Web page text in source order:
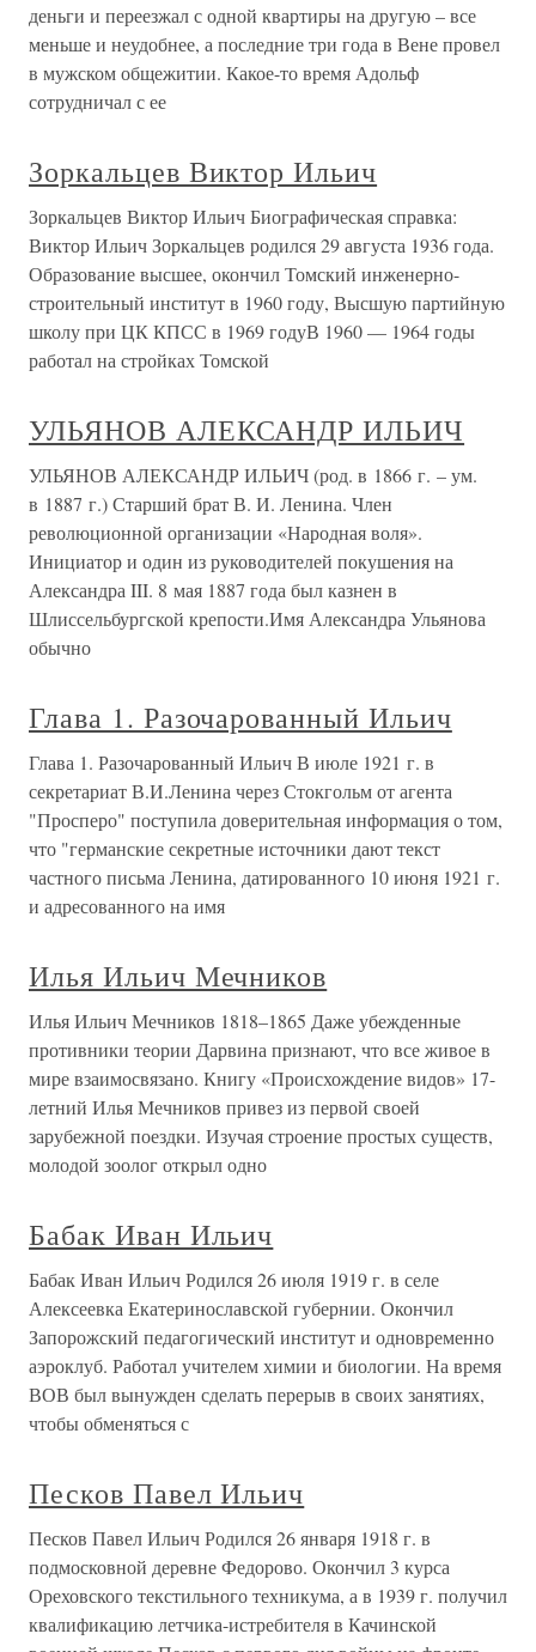
деньги и переезжал с одной квартиры на другую – все
меньше и неудобнее, а последние три года в Вене провел
в мужском общежитии. Какое-то время Адольф
сотрудничал с ее
Зоркальцев Виктор Ильич
Зоркальцев Виктор Ильич Биографическая справка:
Виктор Ильич Зоркальцев родился 29 августа 1936 года.
Образование высшее, окончил Томский инженерно-
строительный институт в 1960 году, Высшую партийную
школу при ЦК КПСС в 1969 годуВ 1960 — 1964 годы
работал на стройках Томской
УЛЬЯНОВ АЛЕКСАНДР ИЛЬИЧ
УЛЬЯНОВ АЛЕКСАНДР ИЛЬИЧ (род. в 1866 г. – ум.
в 1887 г.) Старший брат В. И. Ленина. Член
революционной организации «Народная воля».
Инициатор и один из руководителей покушения на
Александра III. 8 мая 1887 года был казнен в
Шлиссельбургской крепости.Имя Александра Ульянова
обычно
Глава 1. Разочарованный Ильич
Глава 1. Разочарованный Ильич В июле 1921 г. в
секретариат В.И.Ленина через Стокгольм от агента
"Просперо" поступила доверительная информация о том,
что "германские секретные источники дают текст
частного письма Ленина, датированного 10 июня 1921 г.
и адресованного на имя
Илья Ильич Мечников
Илья Ильич Мечников 1818–1865 Даже убежденные
противники теории Дарвина признают, что все живое в
мире взаимосвязано. Книгу «Происхождение видов» 17-
летний Илья Мечников привез из первой своей
зарубежной поездки. Изучая строение простых существ,
молодой зоолог открыл одно
Бабак Иван Ильич
Бабак Иван Ильич Родился 26 июля 1919 г. в селе
Алексеевка Екатеринославской губернии. Окончил
Запорожский педагогический институт и одновременно
аэроклуб. Работал учителем химии и биологии. На время
ВОВ был вынужден сделать перерыв в своих занятиях,
чтобы обменяться с
Песков Павел Ильич
Песков Павел Ильич Родился 26 января 1918 г. в
подмосковной деревне Федорово. Окончил 3 курса
Ореховского текстильного техникума, а в 1939 г. получил
квалификацию летчика-истребителя в Качинской